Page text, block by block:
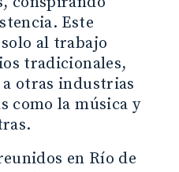
Este
al trabajo
tradicionales,
a otras industrias
como la música y
en Río de